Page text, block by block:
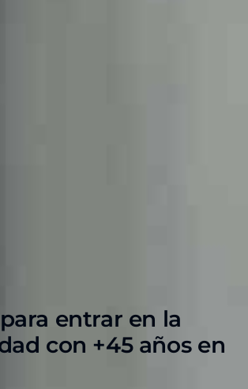
entrar en la
con +45 años en